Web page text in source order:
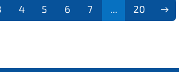
4 5 6 7 ... 20